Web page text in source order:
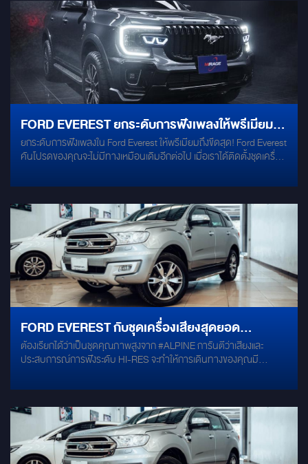
128GB ให้คุณดาวน์โหลดแอปโปรด, เพลง, และวิดีโอได้ไม่อั้น โลกทั้งใบใน
มือคุณ: เปลี่ยนหน้าจอเดิมๆ ของ Ford Everest ให้เป็นแท็บเล็ตอัจฉริยะ
รองรับ Google Maps, YouTube, Netflix และแอปอื่นๆ อีกมากมายจาก
Google Play Store เชื่อมต่อไร้ขีดจำกัด: รองรับ Apple CarPlay และ
Android Auto แบบไร้สาย สั่งงานด้วยเสียง: ควบคุมฟังก์ชันต่างๆ ได้
ง่ายๆ ด้วยคำสั่งเสียง ให้คุณไม่พลาดทุกสายตาบนท้องถนน กล้องบันทึก
DDPAI Z40 เพื่อนร่วมทางที่พร้อมปกป้องทุกเส้นทางของคุณ คมชัดทุก
รายละเอียด: บันทึกภาพความละเอียดสูง ทั้งกลางวันและกลางคืน ด้วย
เทคโนโลยีภาพที่เหนือกว่า ปลอดภัยไร้กังวล: พร้อมเป็นพยานปาก
สำคัญในทุกเหตุการณ์ไม่คาดฝัน ด้วยระบบบันทึกแบบวนซ้ำและ G-
sensor เชื่อมต่อสมาร์ทโฟน: ดูภาพย้อนหลัง ดาวน์โหลด หรือแชร์วิดีโอ
ได้อย่างง่ายดายผ่านแอปพลิเคชัน ดีไซน์กลมกลืน: ขนาดกะทัดรัด ไม่
ช้า! สัมผัสประสบการณ์การขับขี่แห่งอนาคตก่อนใครได้แล้ววันนี้!
FORD EVEREST ยกระดับการฟังเพลงให้พรีเมียมถึง
ขีดสุด
ยกระดับการฟังเพลงใน Ford Everest ให้พรีเมียมถึงขีดสุด! Ford Everest
คันโปรดของคุณจะไม่มีทางเหมือนเดิมอีกต่อไป เมื่อเราได้ติดตั้งชุดเครื่อง
เอนด์ และมิติเสียงที่คมชัดทุกรายละเอียด! รายละเอียดชุดอัพเกรดเสียงสุด
ของ Ford Everest โดยเฉพาะ ชุดลำโพงแยกชิ้น 2 ทาง MERCURY CE-
165 (คู่หน้า) ชุดลำโพงแกนร่วม MERCURY C60 (คู่หลัง ) ซับวูฟเฟอร์
พร้อมแอมป์ในตัว SUBBOX MERCURY DSP 8.4HD ขนาด 8 นิ้ว ที่ให้
เสียงเบสที่แน่น ลึก และมีมวล ติดตั้งซ่อนได้อย่างลงตัว ไม่เสียพื้นที่ใช้สอย
ในรถ
FORD EVEREST กับชุดเครื่องเสียงสุดยอด
เทคโนโลยี 2024 "ALPINE STATUS" FULL-
ต้องเรียกได้ว่าเป็นชุดคุณภาพสูงจาก #ALPINE การันตีว่าเสียงและ
ประสบการณ์การฟังระดับ HI-RES จะทำให้การเดินทางของคุณมี
STATUS HDZ-653 ลำโพงคู่หลังแยกชิ้น แบบ 2 ทาง ALPINE STATUS
ALPINE STATUS HDP-D90 POWER AMP ALPINE STATUS HDA-
พร้อมเสริมโครงสร้างลดแรงสั่นสะเทือนที่ประตู 2 ชั้น และ ทั่วทั้งคัน
DAMP MERCURY GOLD